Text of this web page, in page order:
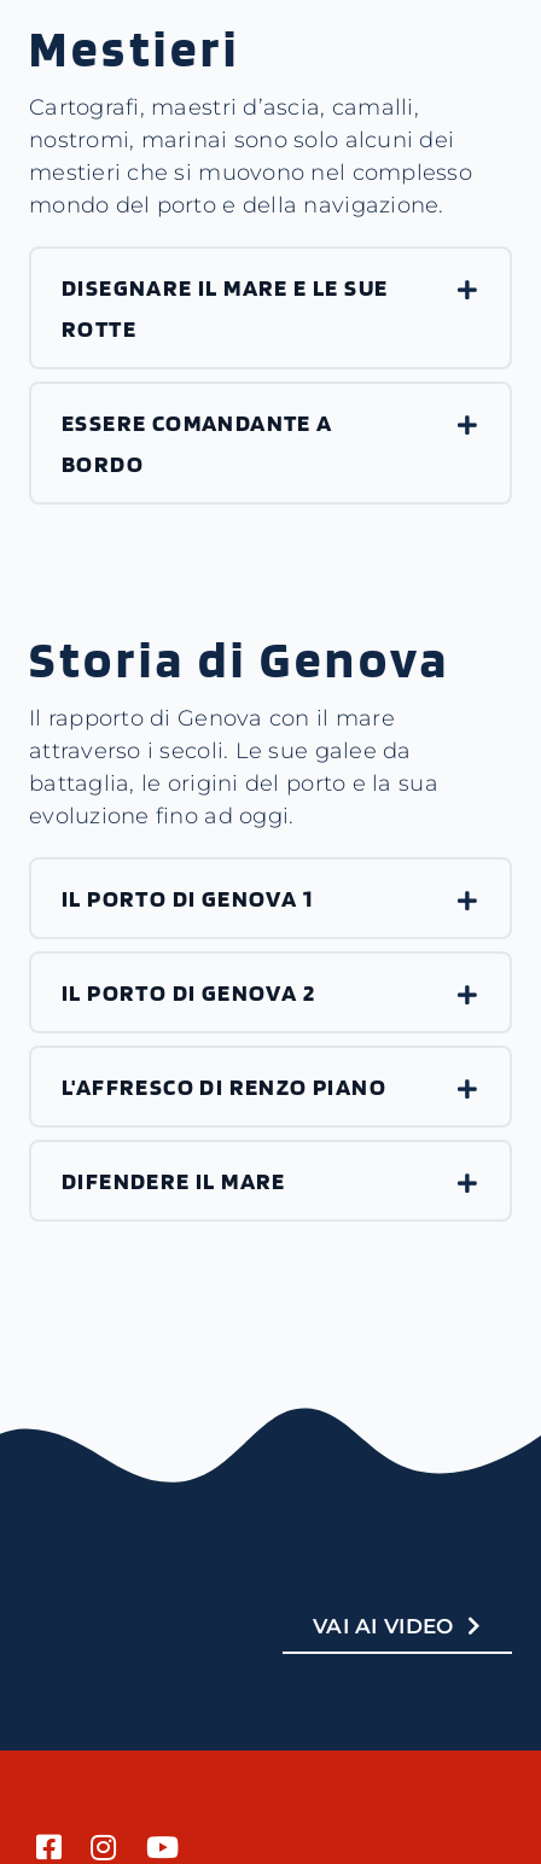
Mestieri
Cartografi, maestri d’ascia, camalli,
nostromi, marinai sono solo alcuni dei
mestieri che si muovono nel complesso
mondo del porto e della navigazione.
DISEGNARE IL MARE E LE SUE
ROTTE
ESSERE COMANDANTE A
BORDO
Storia di Genova
Il rapporto di Genova con il mare
attraverso i secoli. Le sue galee da
battaglia, le origini del porto e la sua
evoluzione fino ad oggi.
IL PORTO DI GENOVA 1
IL PORTO DI GENOVA 2
L'AFFRESCO DI RENZO PIANO
DIFENDERE IL MARE
VAI AI VIDEO